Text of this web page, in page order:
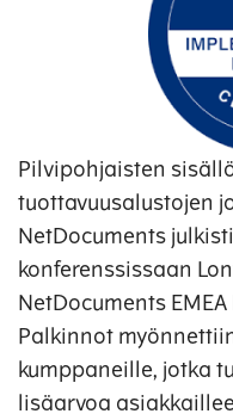
Pilvipohjaisten
tuottavuusalustojen
NetDocuments
konferenssissaan
NetDocuments
Palkinnot
kumppaneille, jotka
lisäarvoa